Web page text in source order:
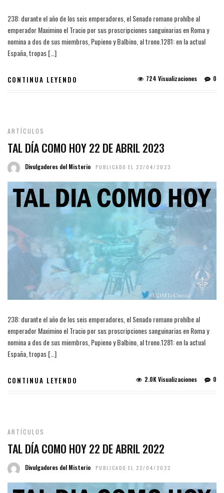
238: durante el año de los seis emperadores, el Senado romano prohíbe al
emperador Maximino el Tracio por sus proscripciones sanguinarias en Roma y
nomina a dos de sus miembros, Pupieno y Balbino, al trono.1281: en la actual
España, tropas […]
CONTINUA LEYENDO 0
724 Visualizaciones
ARTÍCULOS
TAL DÍA COMO HOY 22 DE ABRIL 2023
Divulgadores del Misterio PUBLICADO EL 22/04/2023
238: durante el año de los seis emperadores, el Senado romano prohíbe al
emperador Maximino el Tracio por sus proscripciones sanguinarias en Roma y
nomina a dos de sus miembros, Pupieno y Balbino, al trono.1281: en la actual
España, tropas […]
CONTINUA LEYENDO 0
2.0K Visualizaciones
ARTÍCULOS
TAL DÍA COMO HOY 22 DE ABRIL 2022
Divulgadores del Misterio PUBLICADO EL 22/04/2022